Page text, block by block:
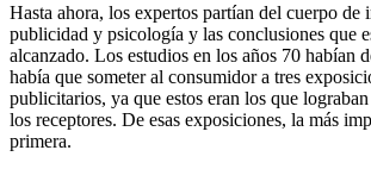
Hasta ahora, los expertos partían del cuerpo de
publicidad y psicología y las conclusiones que
alcanzado. Los estudios en los años 70 habían
había que someter al consumidor a tres
publicitarios, ya que estos eran los que
los receptores. De esas exposiciones, la más
primera.